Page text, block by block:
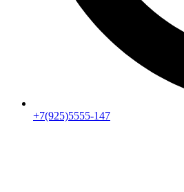
+7(925)5555-147